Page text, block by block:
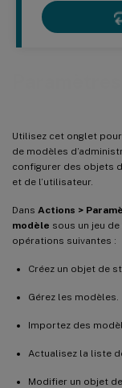
Utilisez cet onglet
de modèles
configurer des objets
et de l’utilisateur.
Dans Actions >
modèle sous un jeu
opérations suivantes :
Créez un objet de
Gérez les modèles.
Importez des
Actualisez la liste
Modifier un objet